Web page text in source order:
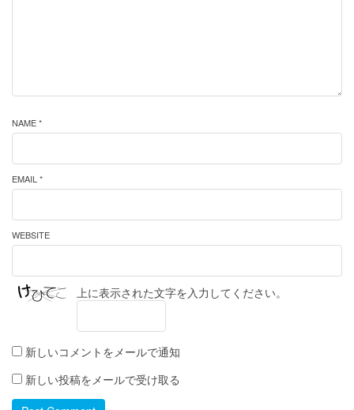
NAME *
EMAIL *
WEBSITE
上に表示された文字を入力してください。
新しいコメントをメールで通知
新しい投稿をメールで受け取る